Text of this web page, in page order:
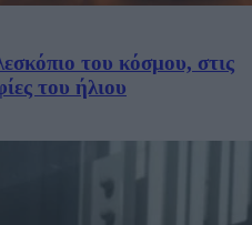
του κόσμου, στις
του ήλιου